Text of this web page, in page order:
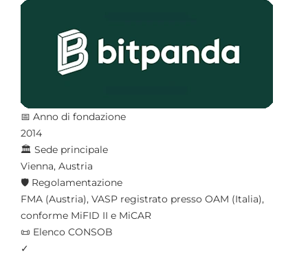
📅 Anno di fondazione
2014
🏛️ Sede principale
Vienna, Austria
🛡️ Regolamentazione
FMA (Austria), VASP registrato presso OAM (Italia),
conforme MiFID II e MiCAR
📜 Elenco CONSOB
✓